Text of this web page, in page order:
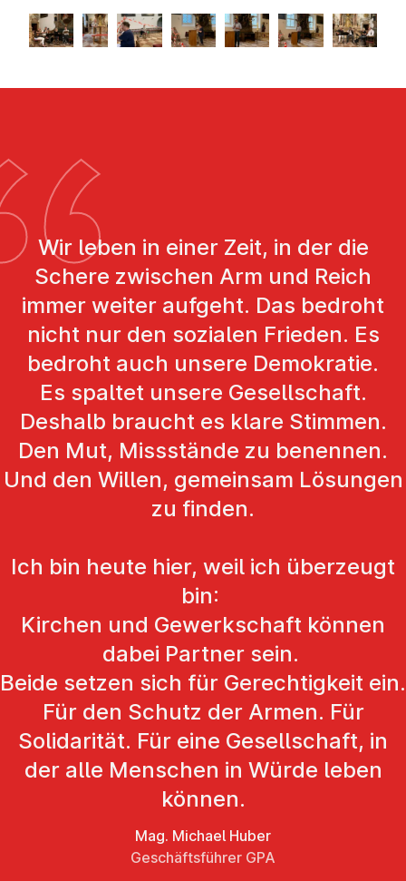
Wir leben in einer Zeit, in der die
Schere zwischen Arm und Reich
immer weiter aufgeht. Das bedroht
nicht nur den sozialen Frieden. Es
bedroht auch unsere Demokratie.
Es spaltet unsere Gesellschaft.
Deshalb braucht es klare Stimmen.
Den Mut, Missstände zu benennen.
Und den Willen, gemeinsam Lösungen
zu finden.
Ich bin heute hier, weil ich überzeugt
bin:
Kirchen und Gewerkschaft können
dabei Partner sein.
Beide setzen sich für Gerechtigkeit ein.
Für den Schutz der Armen. Für
Solidarität. Für eine Gesellschaft, in
der alle Menschen in Würde leben
können.
Mag. Michael Huber
Geschäftsführer GPA